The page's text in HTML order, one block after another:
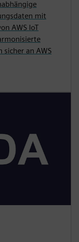
mit
AWS IoT
an AWS